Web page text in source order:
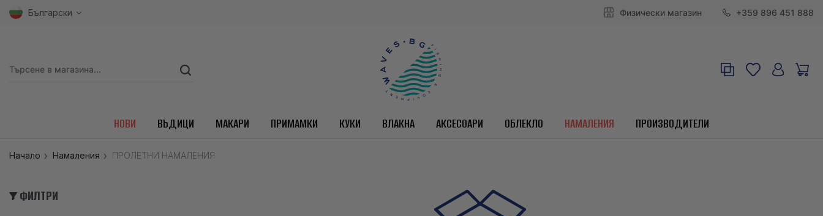
Български Физически магазин +359 896 451 888
НОВИ ВЪДИЦИ МАКАРИ ПРИМАМКИ КУКИ ВЛАКНА АКСЕСОАРИ ОБЛЕКЛО НАМАЛЕНИЯ ПРОИЗВОДИТЕЛИ
Начало Намаления ПРОЛЕТНИ НАМАЛЕНИЯ
ФИЛТРИ